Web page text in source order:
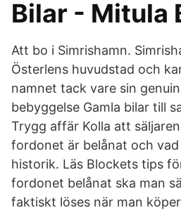
Bilar - Mitula
Att bo i Simrishamn.
Österlens huvudstad och
namnet tack vare sin
bebyggelse Gamla bilar till
Trygg affär Kolla att
fordonet är belånat och
historik. Läs Blockets tips
fordonet belånat ska man
faktiskt löses när man